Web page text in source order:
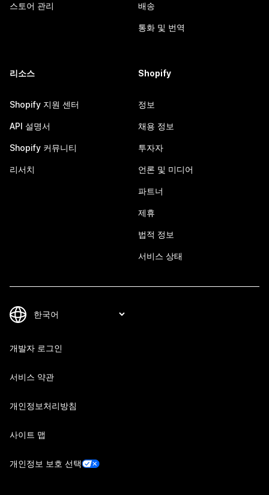
스토어 관리 배송
통화 및 번역
리소스
Shopify 지원 센터
API 설명서
Shopify 커뮤니티
리서치
Shopify
정보
채용 정보
투자자
언론 및 미디어
파트너
제휴
법적 정보
서비스 상태
개발자 로그인
서비스 약관
개인정보처리방침
사이트 맵
개인정보 보호 선택